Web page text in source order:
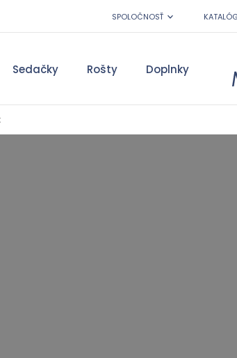
SPOLOČNOSŤ
Sedačky Rošty Doplnky